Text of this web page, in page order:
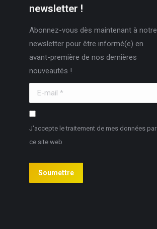
newsletter !
Abonnez-vous dès maintenant à notre
newsletter pour être informé(e) en
avant-première de nos dernières
nouveautés !
E-mail *
J'accepte le traitement de mes données par
ce site web
Soumettre